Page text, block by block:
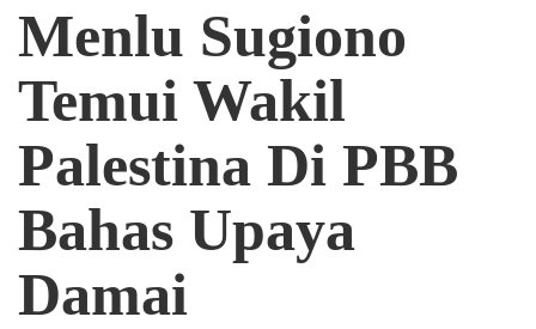
Menlu Sugiono
Temui Wakil
Palestina Di PBB
Bahas Upaya
Damai